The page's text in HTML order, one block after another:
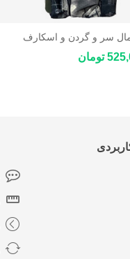
سر و گردن و اسکارف
Star
تومان